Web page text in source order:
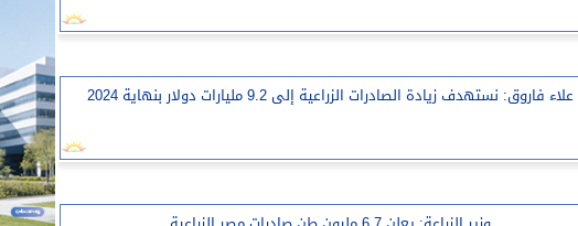
علاء فاروق: نستهدف زيادة الصادرات الزراعية إلى 9.2 مليارات دولار بنهاية 2024